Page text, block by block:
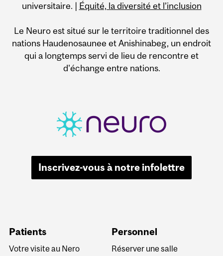
universitaire. | Équité, la diversité et l’inclusion
Le Neuro est situé sur le territoire traditionnel des
nations Haudenosaunee et Anishinabeg, un endroit
qui a longtemps servi de lieu de rencontre et
d'échange entre nations.
Inscrivez-vous à notre infolettre
Patients
Votre visite au Nero
Personnel
Réserver une salle